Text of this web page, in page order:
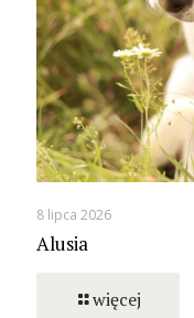
8 lipca 2026
Alusia
więcej